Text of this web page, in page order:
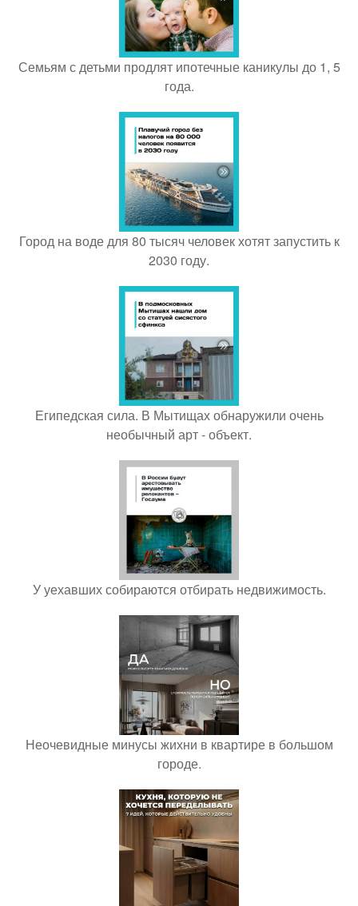
Семьям с детьми продлят ипотечные каникулы до 1, 5
года.
Город на воде для 80 тысяч человек хотят запустить к
2030 году.
Египедская сила. В Мытищах обнаружили очень
необычный арт - объект.
У уехавших собираются отбирать недвижимость.
Неочевидные минусы жихни в квартире в большом
городе.